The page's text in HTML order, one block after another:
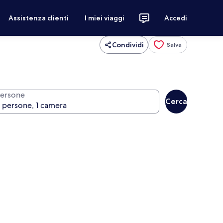
Assistenza clienti I miei viaggi Accedi
Condividi Salva
Cerca